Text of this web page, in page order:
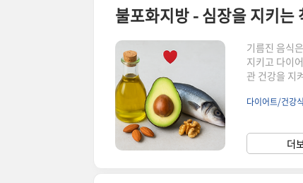
불포화지방 - 심장을 지키는
기름진 음식
지키고 다이
관 건강을 지
을 지킬 수 있
주의할 점과
까?불포화
다이어트/건강
더